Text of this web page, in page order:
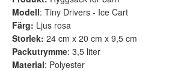
Modell: Tiny Drivers - Ice Cart
Färg: Ljus rosa
Storlek: 24 cm x 20 cm x 9,5 cm
Packutrymme: 3,5 liter
Material: Polyester